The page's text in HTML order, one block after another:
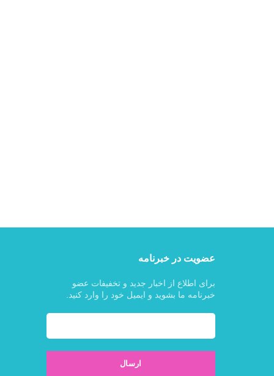
عضویت در خبرنامه
برای اطلاع از اخبار جدید و تخفیفات عضو
خبرنامه ما بشوید و ایمیل خود را وارد کنید.